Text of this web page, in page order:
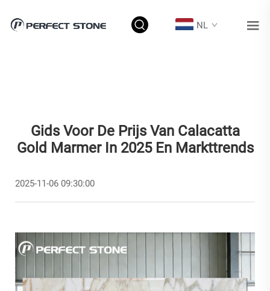
NL
Gids Voor De Prijs Van Calacatta
Gold Marmer In 2025 En Markttrends
2025-11-06 09:30:00